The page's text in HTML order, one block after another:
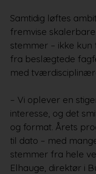
Samtidig løftes
fremvise
stemmer – ikke
fra beslægtede
med
– Vi oplever en
interesse, og det
og format. Årets
til dato – med
stemmer fra hele
Elhauge, direktør i